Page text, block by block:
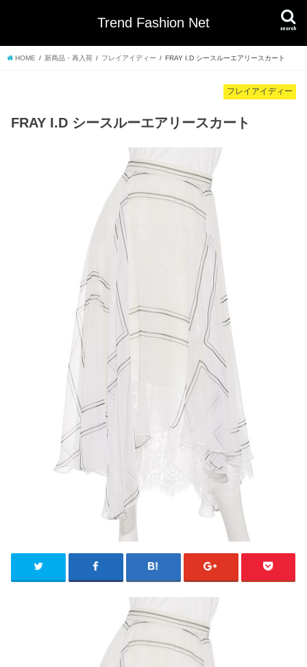
Trend Fashion Net search
HOME 新商品・再入荷 フレイアイディー FRAY I.D シースルーエアリースカート
フレイアイディー
FRAY I.D シースルーエアリースカート